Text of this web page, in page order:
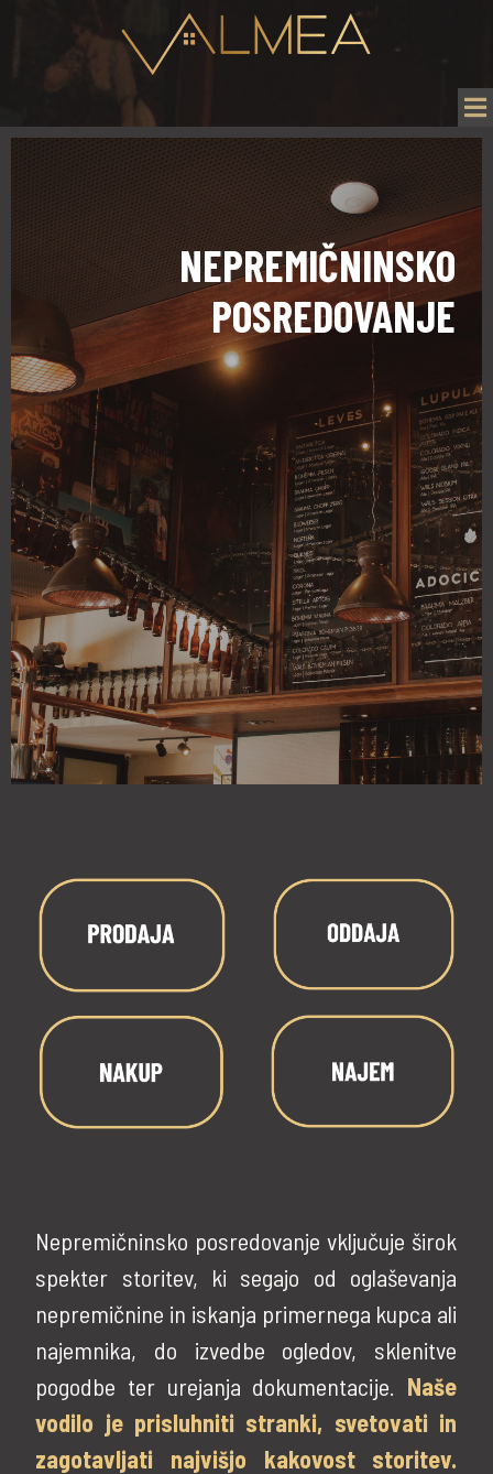
NEPREMIČNINSKO
POSREDOVANJE
Nepremičninsko posredovanje vključuje širok
spekter storitev, ki segajo od oglaševanja
nepremičnine in iskanja primernega kupca ali
najemnika, do izvedbe ogledov, sklenitve
pogodbe ter urejanja dokumentacije. Naše
vodilo je prisluhniti stranki, svetovati in
zagotavljati najvišjo kakovost storitev.